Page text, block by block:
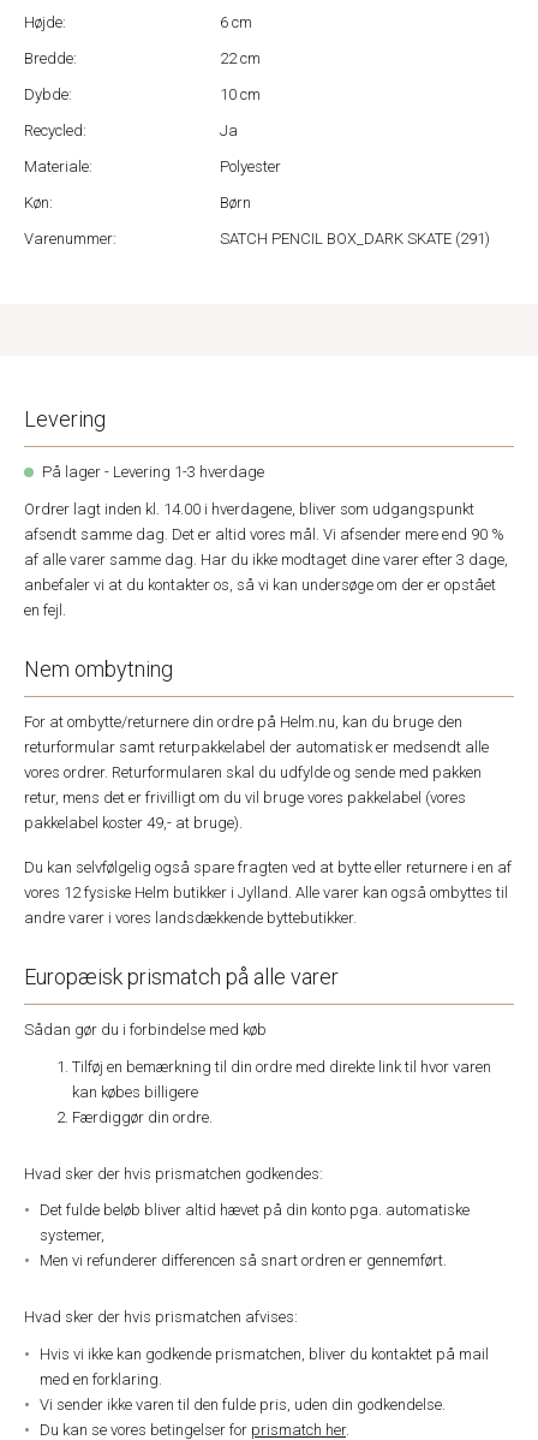
Højde:
6 cm
Bredde:
22 cm
Dybde:
10 cm
Recycled:
Ja
Materiale:
Polyester
Køn:
Børn
Varenummer:
SATCH PENCIL BOX_DARK SKATE (291)
Levering
På lager - Levering 1-3 hverdage
Ordrer lagt inden kl. 14.00 i hverdagene, bliver som udgangspunkt
afsendt samme dag. Det er altid vores mål. Vi afsender mere end 90 %
af alle varer samme dag. Har du ikke modtaget dine varer efter 3 dage,
anbefaler vi at du kontakter os, så vi kan undersøge om der er opstået
en fejl.
Nem ombytning
For at ombytte/returnere din ordre på Helm.nu, kan du bruge den
returformular samt returpakkelabel der automatisk er medsendt alle
vores ordrer. Returformularen skal du udfylde og sende med pakken
retur, mens det er frivilligt om du vil bruge vores pakkelabel (vores
pakkelabel koster 49,- at bruge).
Du kan selvfølgelig også spare fragten ved at bytte eller returnere i en af
vores 12 fysiske Helm butikker i Jylland. Alle varer kan også ombyttes til
andre varer i vores landsdækkende byttebutikker.
Europæisk prismatch på alle varer
Sådan gør du i forbindelse med køb
Tilføj en bemærkning til din ordre med direkte link til hvor varen
kan købes billigere
Færdiggør din ordre.
Hvad sker der hvis prismatchen godkendes:
Det fulde beløb bliver altid hævet på din konto pga. automatiske
systemer,
Men vi refunderer differencen så snart ordren er gennemført.
Hvad sker der hvis prismatchen afvises:
Hvis vi ikke kan godkende prismatchen, bliver du kontaktet på mail
med en forklaring.
Vi sender ikke varen til den fulde pris, uden din godkendelse.
Du kan se vores betingelser for prismatch her.